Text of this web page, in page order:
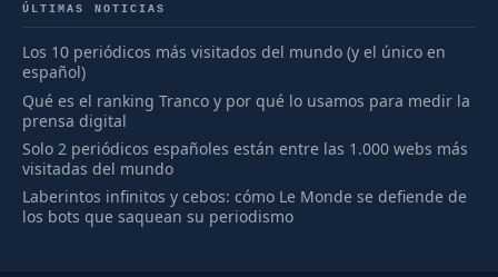
ÚLTIMAS NOTICIAS
Los 10 periódicos más visitados del mundo (y el único en
español)
Qué es el ranking Tranco y por qué lo usamos para medir la
prensa digital
Solo 2 periódicos españoles están entre las 1.000 webs más
visitadas del mundo
Laberintos infinitos y cebos: cómo Le Monde se defiende de
los bots que saquean su periodismo